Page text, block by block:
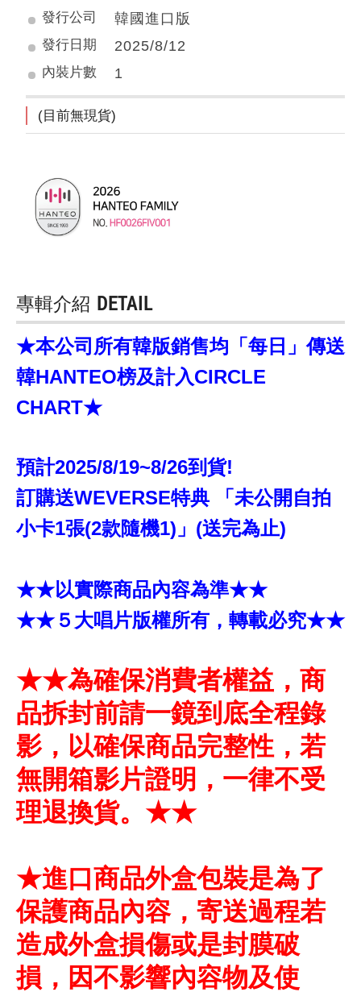
發行公司
韓國進口版
發行日期 2025/8/12
內裝片數 1
(目前無現貨)
專輯介紹 DETAIL
★本公司所有韓版銷售均「每日」傳送
韓HANTEO榜及計入CIRCLE
CHART★
預計2025/8/19~8/26到貨!
訂購送WEVERSE特典 「未公開自拍
小卡1張(2款隨機1)」(送完為止)
★★以實際商品內容為準★★
★★５大唱片版權所有，轉載必究★★
★★為確保消費者權益，商
品拆封前請一鏡到底全程錄
影，以確保商品完整性，若
無開箱影片證明，一律不受
理退換貨。★★
★進口商品外盒包裝是為了
保護商品內容，寄送過程若
造成外盒損傷或是封膜破
損，因不影響內容物及使